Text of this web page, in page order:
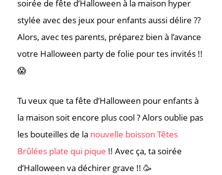
soirée de fête d’Halloween à la maison hyper
stylée avec des jeux pour enfants aussi délire ??
Alors, avec tes parents, préparez bien à l’avance
votre Halloween party de folie pour tes invités !!
😱
Tu veux que ta fête d’Halloween pour enfants à
la maison soit encore plus cool ? Alors oublie pas
les bouteilles de la nouvelle boisson Têtes
Brûlées plate qui pique !! Avec ça, ta soirée
d’Halloween va déchirer grave !! 🥳